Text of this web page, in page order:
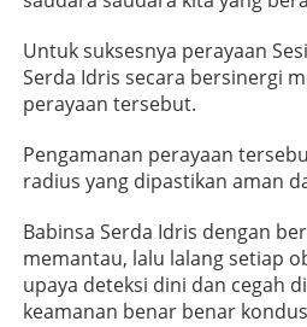
r
s
t
m
S
e
s
i
o
n
d
Untuk suksesnya perayaan
Serda Idris secara bersinergi
perayaan tersebut.
Pengamanan perayaan
radius yang dipastikan aman
Babinsa Serda Idris dengan
memantau, lalu lalang setiap
upaya deteksi dini dan cegah
keamanan benar benar